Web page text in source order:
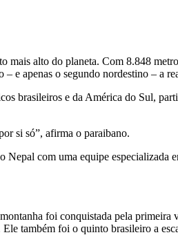
mais alto do planeta. Com 8.848
e apenas o segundo nordestino – a
brasileiros e da América do Sul,
si só”, afirma o paraibano.
Nepal com uma equipe especializada
foi conquistada pela primeira
também foi o quinto brasileiro a